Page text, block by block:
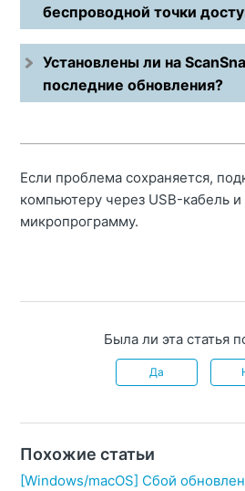
беспроводной точки
Установлены ли на
последние обновления?
Если проблема сохраняется,
компьютеру через USB-кабель и
микропрограмму.
Была ли эта статья
Да
Похожие статьи
[Windows/macOS] Сбой